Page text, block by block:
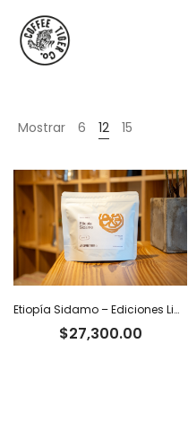
Mostrar 6 12 15
Etiopía Sidamo – Ediciones Limitadas Tiger
$27,300.00